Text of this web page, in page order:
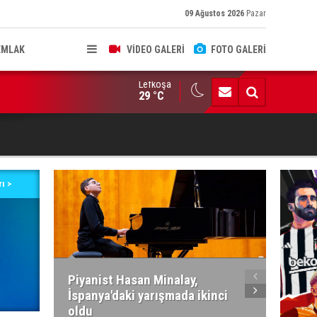
09 Ağustos 2026 Pazar
VİDEO GALERİ FOTO GALERİ
düşen scooter sürücüsü yaralandı
Lefkoşa
29 °C
>
Piyanist Hasan Minalay,
İspanya'daki yarışmada ikinci
oldu
atacak